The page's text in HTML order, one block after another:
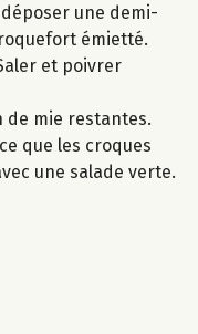
une demi-
émietté.
et poivrer
de mie restantes.
que les croques
une salade verte.